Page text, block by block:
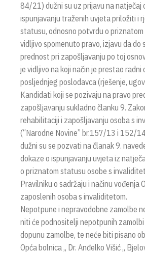
84/21) dužni su uz prijavu na natječaj
ispunjavanju traženih uvjeta priložiti i
statusu, odnosno potvrdu o
vidljivo spomenuto pravo, izjavu da do
prednost pri zapošljavanju po toj
je vidljivo na koji način je prestao radni
posljednjeg poslodavca (rješenje,
Kandidati koji se pozivaju na pravo
zapošljavanju sukladno članku 9.
rehabilitaciji i zapošljavanju osoba s
(“Narodne Novine” br.157/13 i 152/
dužni su se pozvati na članak 9.
dokaze o ispunjavanju uvjeta iz
o priznatom statusu osobe s
Pravilniku o sadržaju i načinu vođenja
zaposlenih osoba s invaliditetom.
Nepotpune i nepravodobne zamolbe
niti će podnositelji nepotpunih
dopunu zamolbe, te neće biti pisano
Opća bolnica „ Dr. Anđelko Višić „